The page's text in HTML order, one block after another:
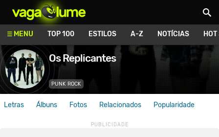
MENU TOP 100 ESTILOS A-Z NOTÍCIAS
Os Replicantes
PUNK ROCK
Letras Álbuns Fotos Relacionados Popularidade